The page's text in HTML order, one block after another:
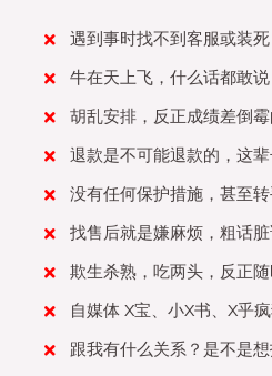
遇到事时找不到客服或装死
牛在天上飞，什么话都敢说
胡乱安排，反正成绩差倒
退款是不可能退款的，这
没有任何保护措施，甚至
找售后就是嫌麻烦，粗话
欺生杀熟，吃两头，反正
自媒体 X宝、小X书、X乎
跟我有什么关系？是不是想